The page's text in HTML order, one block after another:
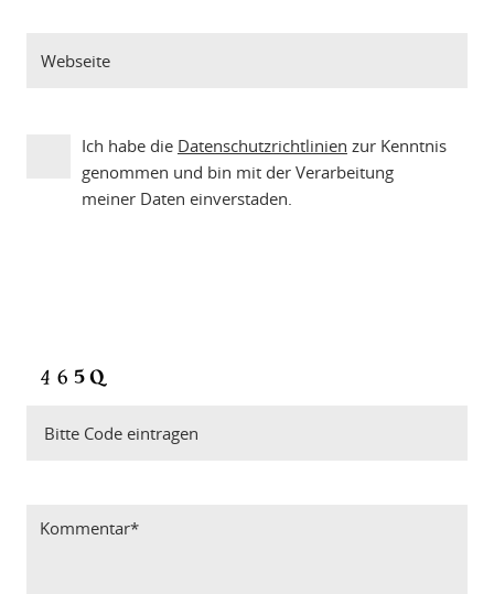
Ich habe die Datenschutzrichtlinien zur Kenntnis
genommen und bin mit der Verarbeitung
meiner Daten einverstaden.